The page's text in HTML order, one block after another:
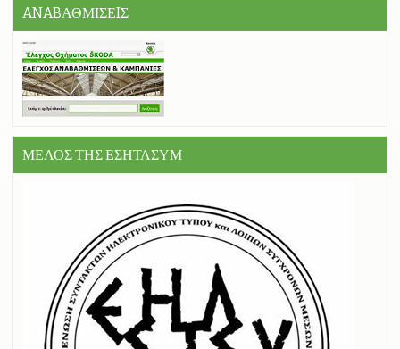
ANABΑΘΜΙΣΕIΣ
ΜΕΛΟΣ ΤΗΣ ΕΣΗΤΛΣΥΜ